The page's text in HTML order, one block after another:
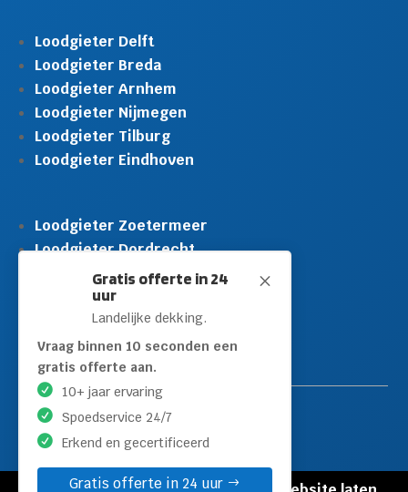
M
Gratis offerte in 24
uur
Landelijke dekking.
Vraag binnen 10 seconden een
gratis offerte aan.
10+ jaar ervaring
Spoedservice 24/7
Erkend en gecertificeerd
Gratis offerte in 24 uur
Loodgieter Delft
Loodgieter Breda
Loodgieter Arnhem
Loodgieter Nijmegen
Loodgieter Tilburg
Loodgieter Eindhoven
Loodgieter Zoetermeer
Loodgieter Dordrecht
Loodgieter Rijswijk
Loodgieter Schiedam
Loodgieter Leidschendam
Loodgieter Hilversum